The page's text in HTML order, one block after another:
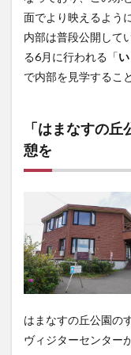
面でより映えるよう
内部は普段公開して
る6月に行われる「
で内部を見学するこ
「はまなすの
憩を
はまなすの丘公園の
ヴィジターセンター